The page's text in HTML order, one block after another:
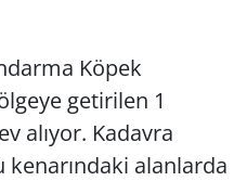
Köpek
getirilen 1
alıyor. Kadavra
kenarındaki alanlarda